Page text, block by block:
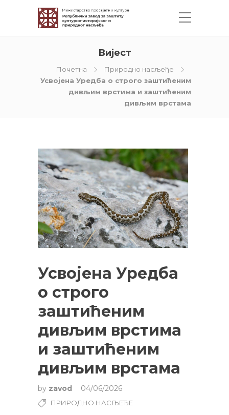
Вијест
Почетна
Природно насљеђе
Усвојена Уредба о строго заштићеним
дивљим врстима и заштићеним
дивљим врстама
Усвојена Уредба
о строго
заштићеним
дивљим врстима
и заштићеним
дивљим врстама
by zavod 04/06/2026
ПРИРОДНО НАСЉЕЂЕ